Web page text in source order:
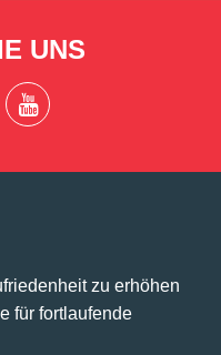
UNS
zu erhöhen
für fortlaufende